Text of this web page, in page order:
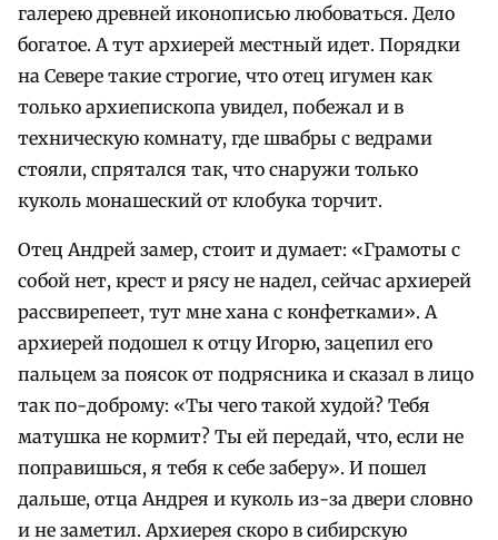
галерею древней иконописью любоваться. Дело
богатое. А тут архиерей местный идет. Порядки
на Севере такие строгие, что отец игумен как
только архиепископа увидел, побежал и в
техническую комнату, где швабры с ведрами
стояли, спрятался так, что снаружи только
куколь монашеский от клобука торчит.
Отец Андрей замер, стоит и думает: «Грамоты с
собой нет, крест и рясу не надел, сейчас архиерей
рассвирепеет, тут мне хана с конфетками». А
архиерей подошел к отцу Игорю, зацепил его
пальцем за поясок от подрясника и сказал в лицо
так по-доброму: «Ты чего такой худой? Тебя
матушка не кормит? Ты ей передай, что, если не
поправишься, я тебя к себе заберу». И пошел
дальше, отца Андрея и куколь из-за двери словно
и не заметил. Архиерея скоро в сибирскую